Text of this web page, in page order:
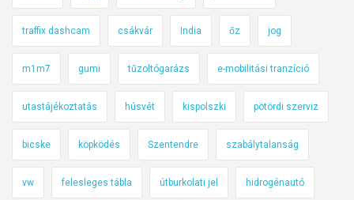
traffix dashcam csákvár India őz jog
m1m7 gumi tűzoltógarázs e-mobilitási tranzíció
utastájékoztatás húsvét kispolszki pötördi szerviz
bicske köpködés Szentendre szabálytalanság
vw felesleges tábla útburkolati jel hidrogénautó